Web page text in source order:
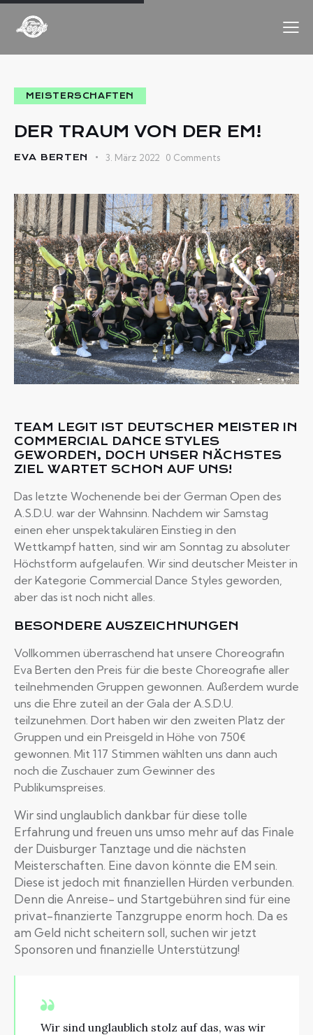
MEISTERSCHAFTEN
DER TRAUM VON DER EM!
EVA BERTEN 3. März 2022 0 Comments
TEAM LEGIT IST DEUTSCHER MEISTER IN
COMMERCIAL DANCE STYLES
GEWORDEN, DOCH UNSER NÄCHSTES
ZIEL WARTET SCHON AUF UNS!
Das letzte Wochenende bei der German Open des
A.S.D.U. war der Wahnsinn. Nachdem wir Samstag
einen eher unspektakulären Einstieg in den
Wettkampf hatten, sind wir am Sonntag zu absoluter
Höchstform aufgelaufen. Wir sind deutscher Meister in
der Kategorie Commercial Dance Styles geworden,
aber das ist noch nicht alles.
BESONDERE AUSZEICHNUNGEN
Vollkommen überraschend hat unsere Choreografin
Eva Berten den Preis für die beste Choreografie aller
teilnehmenden Gruppen gewonnen. Außerdem wurde
uns die Ehre zuteil an der Gala der A.S.D.U.
teilzunehmen. Dort haben wir den zweiten Platz der
Gruppen und ein Preisgeld in Höhe von 750€
gewonnen. Mit 117 Stimmen wählten uns dann auch
noch die Zuschauer zum Gewinner des
Publikumspreises.
Wir sind unglaublich dankbar für diese tolle
Erfahrung und freuen uns umso mehr auf das Finale
der Duisburger Tanztage und die nächsten
Meisterschaften. Eine davon könnte die EM sein.
Diese ist jedoch mit finanziellen Hürden verbunden.
Denn die Anreise- und Startgebühren sind für eine
privat-finanzierte Tanzgruppe enorm hoch. Da es
am Geld nicht scheitern soll, suchen wir jetzt
Sponsoren und finanzielle Unterstützung!
Wir sind unglaublich stolz auf das, was wir